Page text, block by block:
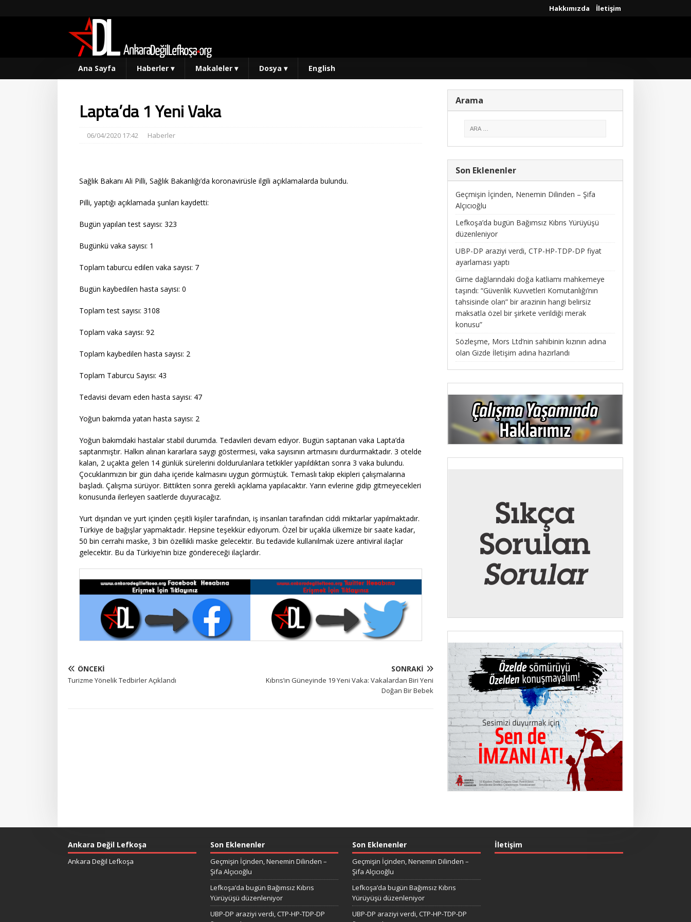
Hakkımızda İletişim
Ana Sayfa Haberler ▾ Makaleler ▾ Dosya ▾ English
Lapta’da 1 Yeni Vaka
06/04/2020 17:42 Haberler
Sağlık Bakanı Ali Pilli, Sağlık Bakanlığı’da koronavirüsle ilgili açıklamalarda bulundu.
Pilli, yaptığı açıklamada şunları kaydetti:
Bugün yapılan test sayısı: 323
Bugünkü vaka sayısı: 1
Toplam taburcu edilen vaka sayısı: 7
Bugün kaybedilen hasta sayısı: 0
Toplam test sayısı: 3108
Toplam vaka sayısı: 92
Toplam kaybedilen hasta sayısı: 2
Toplam Taburcu Sayısı: 43
Tedavisi devam eden hasta sayısı: 47
Yoğun bakımda yatan hasta sayısı: 2
Yoğun bakımdaki hastalar stabil durumda. Tedavileri devam ediyor. Bugün saptanan vaka Lapta’da
saptanmıştır. Halkın alınan kararlara saygı göstermesi, vaka sayısının artmasını durdurmaktadır. 3 otelde
kalan, 2 uçakta gelen 14 günlük sürelerini doldurulanlara tetkikler yapıldıktan sonra 3 vaka bulundu.
Çocuklarımızın bir gün daha içeride kalmasını uygun görmüştük. Temaslı takip ekipleri çalışmalarına
başladı. Çalışma sürüyor. Bittikten sonra gerekli açıklama yapılacaktır. Yarın evlerine gidip gitmeyecekleri
konusunda ilerleyen saatlerde duyuracağız.
Yurt dışından ve yurt içinden çeşitli kişiler tarafından, iş insanları tarafından ciddi miktarlar yapılmaktadır.
Türkiye de bağışlar yapmaktadır. Hepsine teşekkür ediyorum. Özel bir uçakla ülkemize bir saate kadar,
50 bin cerrahi maske, 3 bin özellikli maske gelecektir. Bu tedavide kullanılmak üzere antiviral ilaçlar
gelecektir. Bu da Türkiye’nin bize göndereceği ilaçlardır.
ÖNCEKI
Turizme Yönelik Tedbirler Açıklandı
SONRAKI
Kıbrıs’ın Güneyinde 19 Yeni Vaka: Vakalardan Biri Yeni
Doğan Bir Bebek
Arama
Son Eklenenler
Geçmişin İçinden, Nenemin Dilinden – Şifa
Alçıcıoğlu
Lefkoşa’da bugün Bağımsız Kıbrıs Yürüyüşü
düzenleniyor
UBP-DP araziyi verdi, CTP-HP-TDP-DP fiyat
ayarlaması yaptı
Girne dağlarındaki doğa katliamı mahkemeye
taşındı: “Güvenlik Kuvvetleri Komutanlığı’nın
tahsisinde olan” bir arazinin hangi belirsiz
maksatla özel bir şirkete verildiği merak
konusu”
Sözleşme, Mors Ltd’nin sahibinin kızının adına
olan Gizde İletişim adına hazırlandı
Ankara Değil Lefkoşa
Ankara Değil Lefkoşa
Son Eklenenler
Geçmişin İçinden, Nenemin Dilinden –
Şifa Alçıcıoğlu
Lefkoşa’da bugün Bağımsız Kıbrıs
Yürüyüşü düzenleniyor
UBP-DP araziyi verdi, CTP-HP-TDP-DP
Son Eklenenler
Geçmişin İçinden, Nenemin Dilinden –
Şifa Alçıcıoğlu
Lefkoşa’da bugün Bağımsız Kıbrıs
Yürüyüşü düzenleniyor
UBP-DP araziyi verdi, CTP-HP-TDP-DP
İletişim